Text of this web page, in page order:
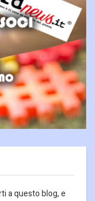
a questo blog, e